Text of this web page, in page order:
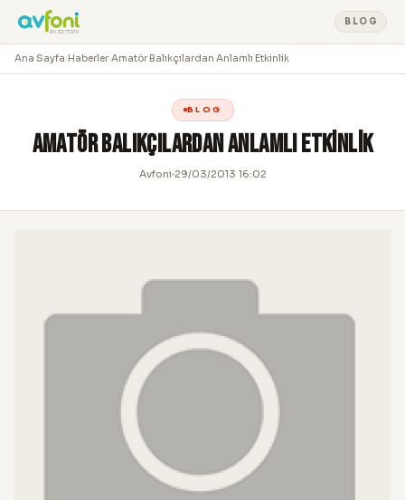
BLOG
Ana Sayfa›Haberler›Amatör Balıkçılardan Anlamlı Etkinlik
BLOG
Amatör Balıkçılardan Anlamlı Etkinlik
Avfoni 29/03/2013 16:02